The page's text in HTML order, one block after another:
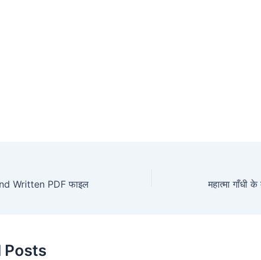
Written PDF फाइल
Posts